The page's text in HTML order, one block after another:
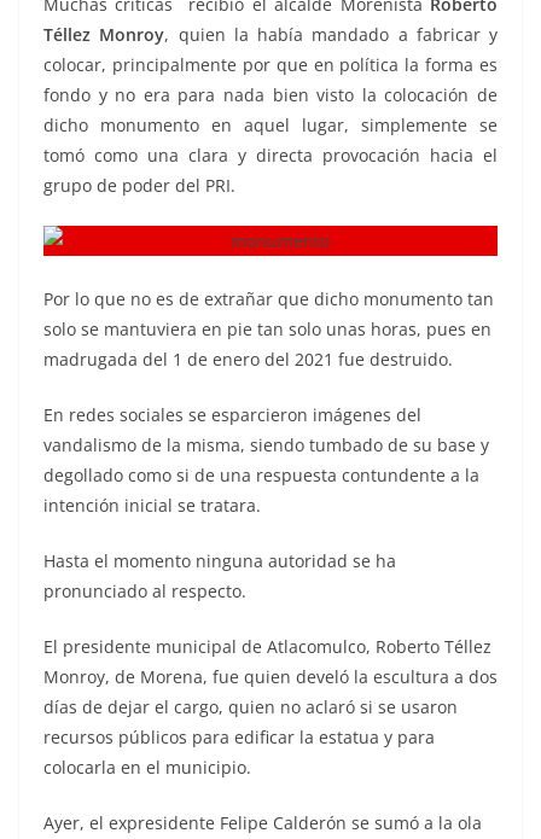
Téllez Monroy, quien la había mandado a fabricar y
colocar, principalmente por que en política la forma es
fondo y no era para nada bien visto la colocación de
dicho monumento en aquel lugar, simplemente se
tomó como una clara y directa provocación hacia el
grupo de poder del PRI.
Por lo que no es de extrañar que dicho monumento tan
solo se mantuviera en pie tan solo unas horas, pues en
madrugada del 1 de enero del 2021 fue destruido.
En redes sociales se esparcieron imágenes del
vandalismo de la misma, siendo tumbado de su base y
degollado como si de una respuesta contundente a la
intención inicial se tratara.
Hasta el momento ninguna autoridad se ha
pronunciado al respecto.
El presidente municipal de Atlacomulco, Roberto Téllez
Monroy, de Morena, fue quien develó la escultura a dos
días de dejar el cargo, quien no aclaró si se usaron
recursos públicos para edificar la estatua y para
colocarla en el municipio.
Ayer, el expresidente Felipe Calderón se sumó a la ola